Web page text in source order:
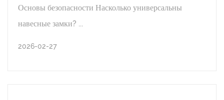
Основы безопасности Насколько универсальны
навесные замки? ...
2026-02-27